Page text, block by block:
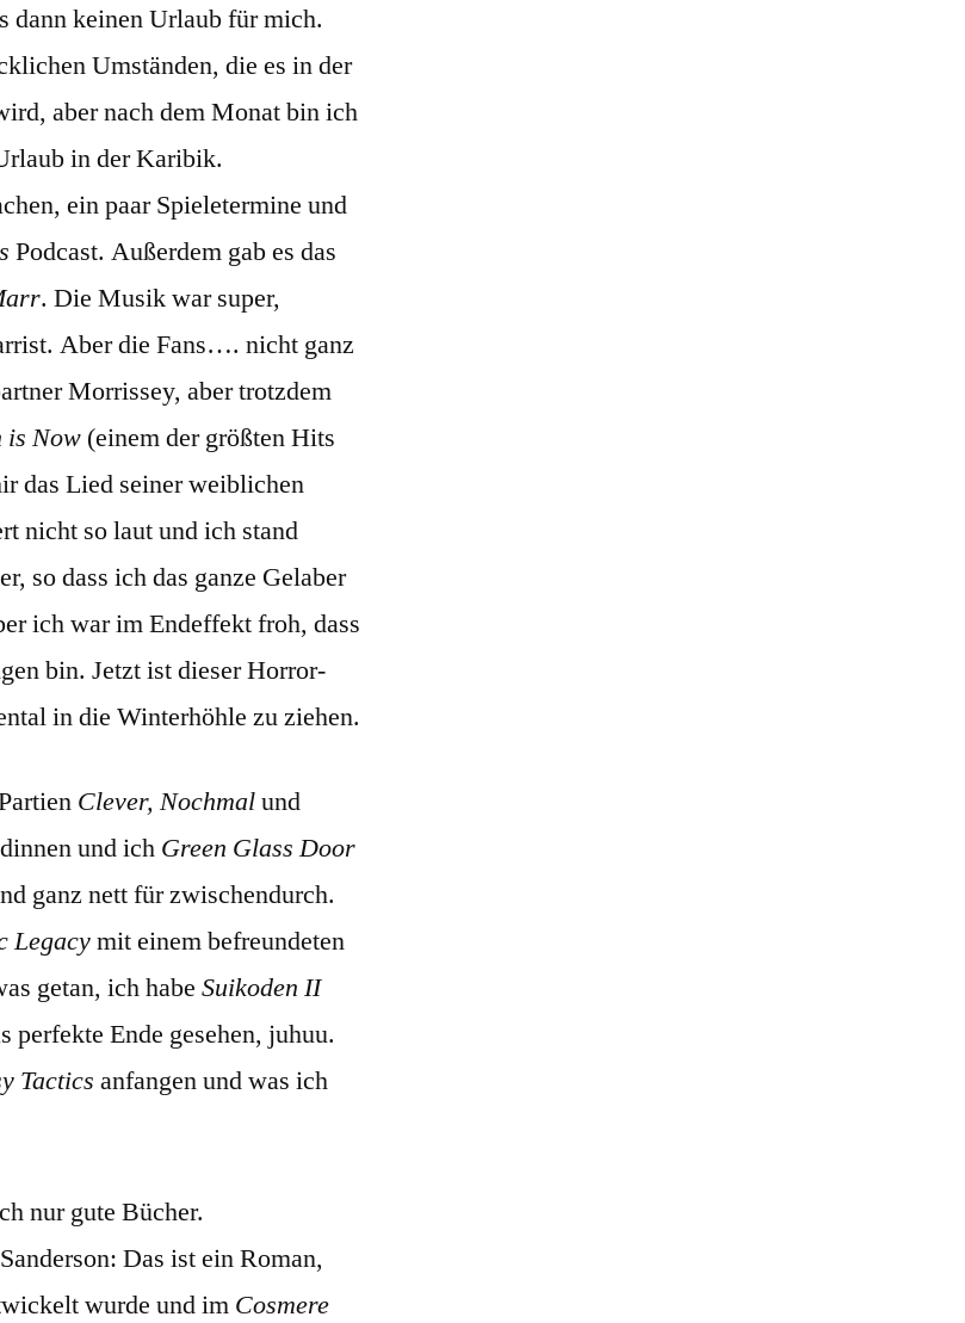
dann keinen Urlaub für mich.
Umständen, die es in der
aber nach dem Monat bin ich
in der Karibik.
ein paar Spieletermine und
Podcast. Außerdem gab es das
. Die Musik war super,
Aber die Fans…. nicht ganz
Morrissey, aber trotzdem
is Now (einem der größten Hits
das Lied seiner weiblichen
nicht so laut und ich stand
so dass ich das ganze Gelaber
ich war im Endeffekt froh, dass
bin. Jetzt ist dieser Horror-
in die Winterhöhle zu ziehen.
Clever, Nochmalund
und ich Green Glass Door
ganz nett für zwischendurch.
Legacymit einem befreundeten
getan, ich habeSuikoden II
perfekte Ende gesehen, juhuu.
Tactics anfangen und was ich
nur gute Bücher.
Das ist ein Roman,
wurde und im Cosmere